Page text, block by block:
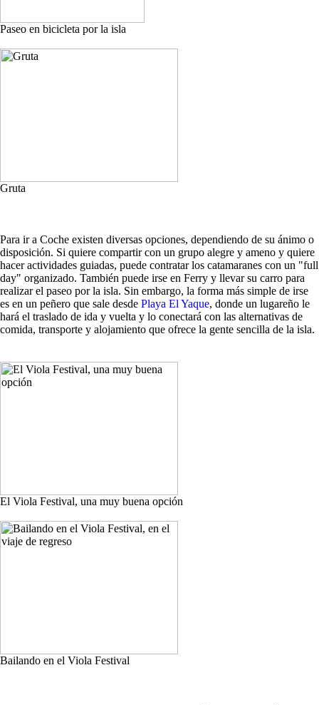
Paseo en bicicleta por la isla
Gruta
Para ir a Coche existen diversas opciones, dependiendo de su ánimo o
disposición. Si quiere compartir con un grupo alegre y ameno y quiere
hacer actividades guiadas, puede contratar los catamaranes con un "full
day" organizado. También puede irse en Ferry y llevar su carro para
realizar el paseo por la isla. Sin embargo, la forma más simple de irse
es en un peñero que sale desde Playa El Yaque, donde un lugareño le
hará el traslado de ida y vuelta y lo conectará con las alternativas de
comida, transporte y alojamiento que ofrece la gente sencilla de la isla.
El Viola Festival, una muy buena opción
Bailando en el Viola Festival